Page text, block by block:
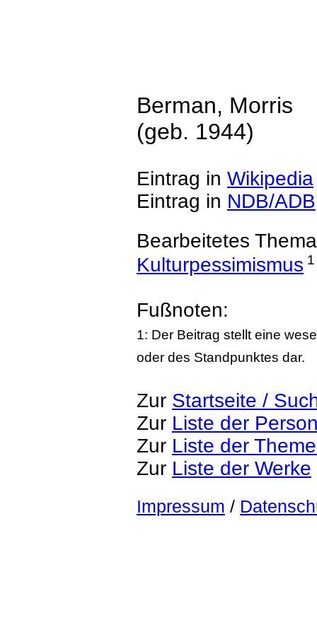
Berman, Morris
(geb. 1944)
Eintrag in Wikipedia
Eintrag in NDB/ADB
Bearbeitetes
Kulturpessimismus 1
Fußnoten:
1: Der Beitrag stellt eine
oder des Standpunktes dar.
Zur Startseite /
Zur Liste der
Zur Liste der
Zur Liste der Werke
Impressum /